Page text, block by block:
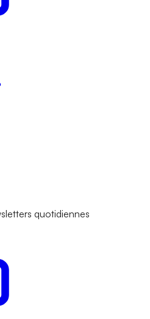
quotidiennes